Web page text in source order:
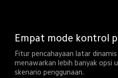
Empat mode kontrol
Fitur pencahayaan latar
menawarkan lebih banyak opsi
skenario penggunaan.